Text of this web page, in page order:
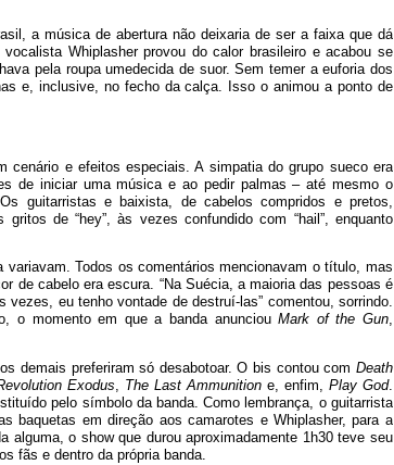
a música de abertura não deixaria de ser a faixa que dá
Whiplasher provou do calor brasileiro e acabou se
pela roupa umedecida de suor. Sem temer a euforia dos
e, inclusive, no fecho da calça. Isso o animou a ponto de
cenário e efeitos especiais. A simpatia do grupo sueco era
de iniciar uma música e ao pedir palmas – até mesmo o
guitarristas e baixista, de cabelos compridos e pretos,
de “hey”, às vezes confundido com “hail”, enquanto
Todos os comentários mencionavam o título, mas
de cabelo era escura. “Na Suécia, a maioria das pessoas é
eu tenho vontade de destruí-las” comentou, sorrindo.
o momento em que a banda anunciouMark of the Gun,
demais preferiram só desabotoar. O bis contou com Death
Exodus, The Last Ammunition e, enfim, Play God.
pelo símbolo da banda. Como lembrança, o guitarrista
baquetas em direção aos camarotes e Whiplasher, para a
o show que durou aproximadamente 1h30 teve seu
fãs e dentro da própria banda.